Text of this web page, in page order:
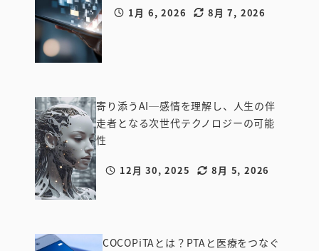
IT・テクノ
ロジー系企
業
投稿日
1月 6, 2026
更新日
8月 7, 2026
IT・テク
ノロジー
系企業
寄り添うAI─感情を理解し、人生の伴
走者となる次世代テクノロジーの可能
性
投稿日
12月 30, 2025
更新日
8月 5, 2026
COCOPiTAとは？PTAと医療をつなぐ